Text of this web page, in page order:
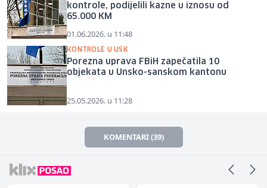
kontrole, podijelili kazne u iznosu od
65.000 KM
01.06.2026. u 11:48
KONTROLE U USK
Porezna uprava FBiH zapečatila 10
objekata u Unsko-sanskom kantonu
25.05.2026. u 11:28
KOMENTARI (39)